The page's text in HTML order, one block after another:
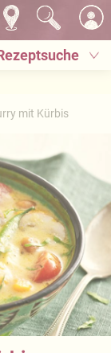
mit Kürbis